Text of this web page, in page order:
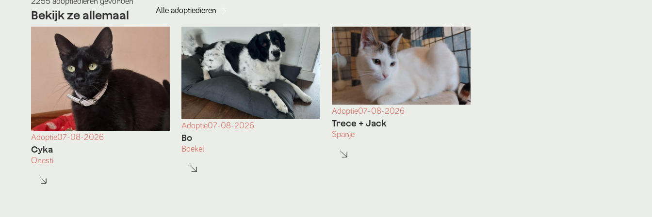
Bekijk ze allemaal Alle adoptiedieren
Adoptie07-08-2026
Cyka
Onesti
Adoptie07-08-2026
Bo
Boekel
Adoptie07-08-2026
Trece + Jack
Spanje